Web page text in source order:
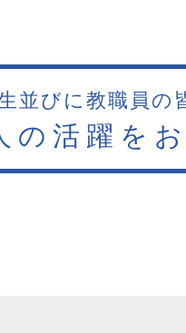
並びに教職員の
の活躍を